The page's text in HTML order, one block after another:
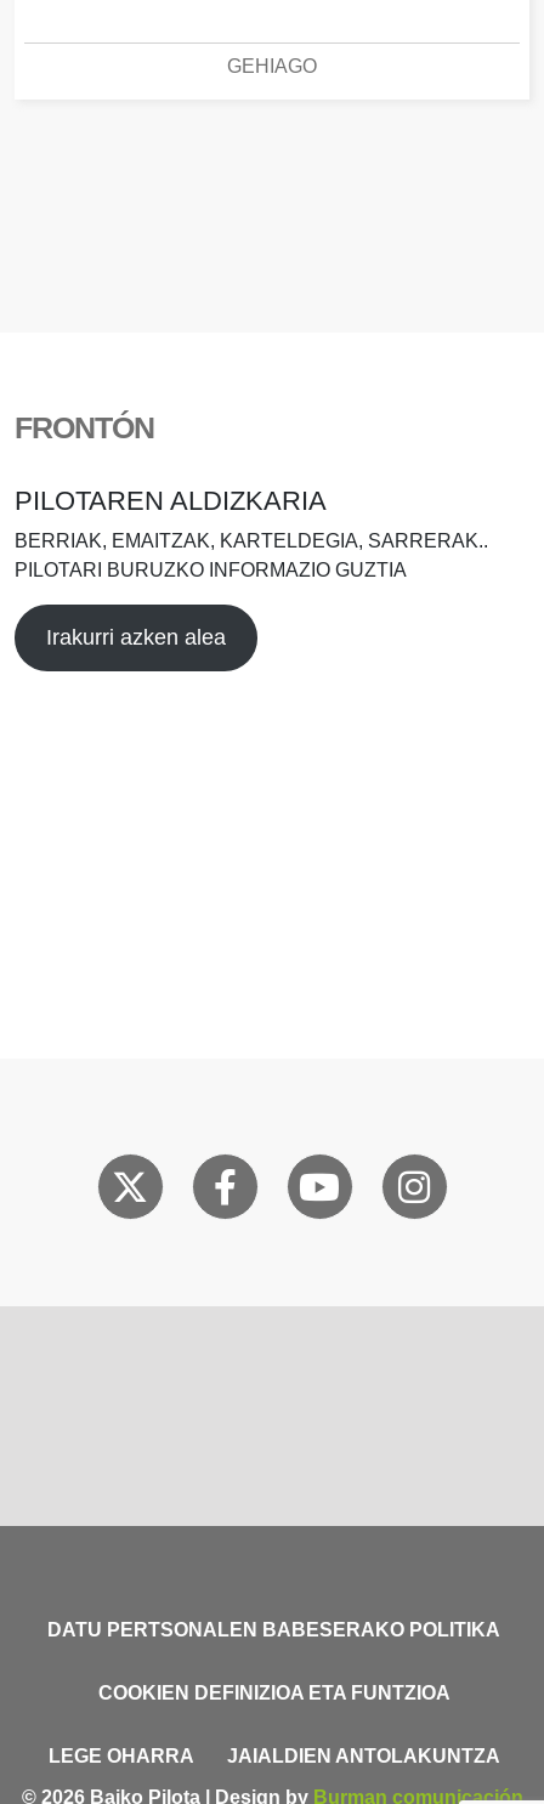
GEHIAGO
FRONTÓN
PILOTAREN ALDIZKARIA
BERRIAK, EMAITZAK, KARTELDEGIA, SARRERAK..
PILOTARI BURUZKO INFORMAZIO GUZTIA
Irakurri azken alea
DATU PERTSONALEN BABESERAKO POLITIKA
COOKIEN DEFINIZIOA ETA FUNTZIOA
LEGE OHARRA
JAIALDIEN ANTOLAKUNTZA
© 2026 Baiko Pilota | Design by Burman comunicación